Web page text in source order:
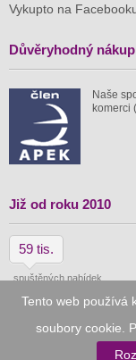
Tento web používá
soubory cookie.
Vykupto na
Důvěryhodný nákup
Naše
komerci
Již od roku 2010
59 tis.
spuštěných nabídek
© 2010–2026